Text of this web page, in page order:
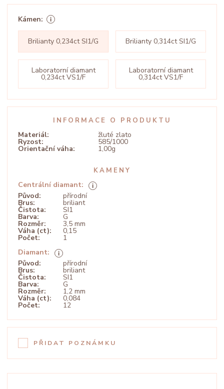
Kámen:
Brilianty 0,234ct SI1/G Brilianty 0,314ct SI1/G
Laboratorní diamant
0,234ct VS1/F
Laboratorní diamant
0,314ct VS1/F
INFORMACE O PRODUKTU
Materiál: žluté zlato
Ryzost: 585/1000
Orientační váha: 1,00g
KAMENY
Centrální diamant:
Původ:
přírodní
Brus: briliant
Čistota: SI1
Barva: G
Rozměr: 3,5 mm
Váha (ct): 0,15
Počet:
1
Diamant:
Původ:
přírodní
Brus: briliant
Čistota: SI1
Barva: G
Rozměr: 1,2 mm
Váha (ct): 0,084
Počet: 12
PŘIDAT POZNÁMKU